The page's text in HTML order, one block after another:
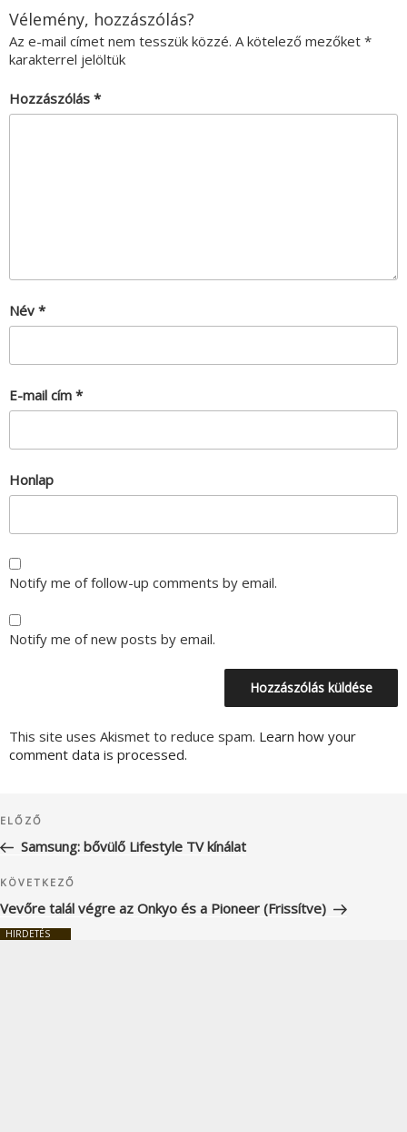
Vélemény, hozzászólás?
Az e-mail címet nem tesszük közzé. A kötelező mezőket *
karakterrel jelöltük
Hozzászólás *
Név *
E-mail cím *
Honlap
Notify me of follow-up comments by email.
Notify me of new posts by email.
This site uses Akismet to reduce spam. Learn how your
comment data is processed.
navigáció
Korábbi
bejegyzés
ELŐZŐ
Samsung: bővülő Lifestyle TV kínálat
Következő
bejegyzés
KÖVETKEZŐ
Vevőre talál végre az Onkyo és a Pioneer (Frissítve)
HIRDETÉS